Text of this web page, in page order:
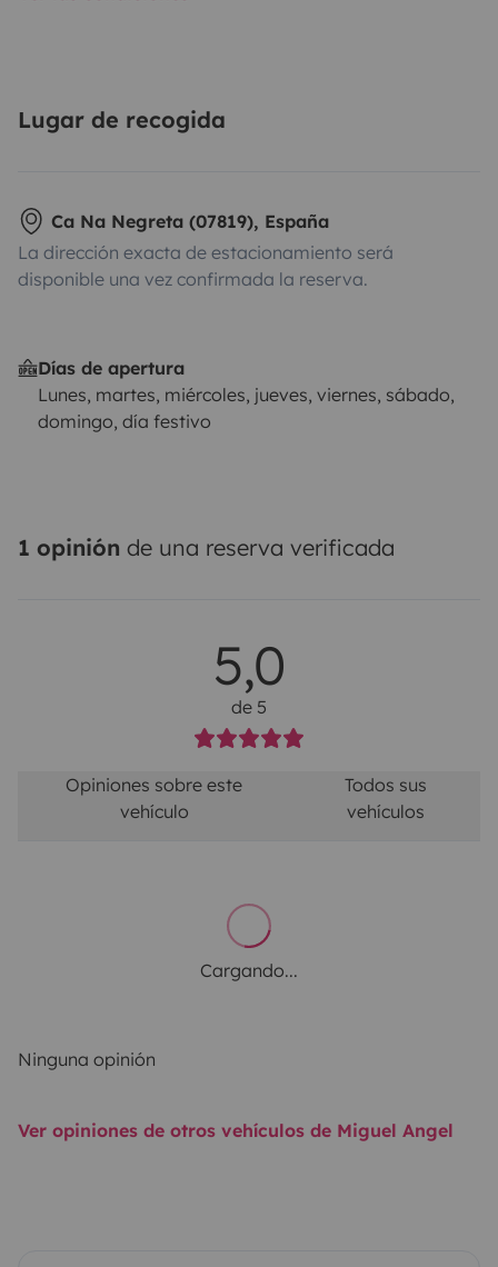
Lugar de recogida
Ca Na Negreta (07819), España
La dirección exacta de estacionamiento será
disponible una vez confirmada la reserva.
Días de apertura
Lunes, martes, miércoles, jueves, viernes, sábado,
domingo, día festivo
1 opinión de una reserva verificada
5,0
de 5
Opiniones sobre este
vehículo
Todos sus
vehículos
Cargando...
Ninguna opinión
Ver opiniones de otros vehículos de Miguel Angel